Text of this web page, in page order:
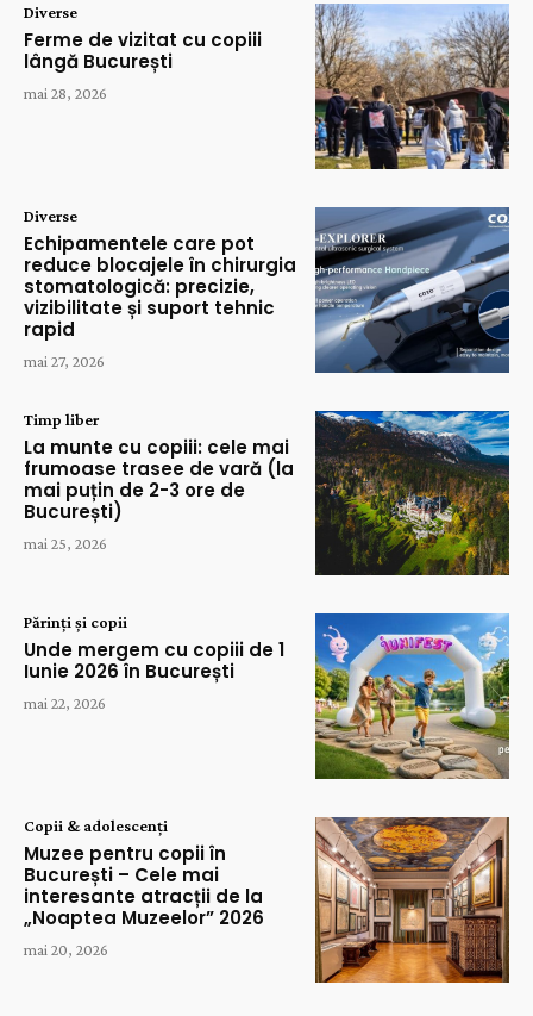
Diverse
Ferme de vizitat cu copiii
lângă București
mai 28, 2026
Diverse
Echipamentele care pot
reduce blocajele în chirurgia
stomatologică: precizie,
vizibilitate și suport tehnic
rapid
mai 27, 2026
Timp liber
La munte cu copiii: cele mai
frumoase trasee de vară (la
mai puțin de 2-3 ore de
București)
mai 25, 2026
Părinți și copii
Unde mergem cu copiii de 1
Iunie 2026 în București
mai 22, 2026
Copii & adolescenți
Muzee pentru copii în
București – Cele mai
interesante atracții de la
„Noaptea Muzeelor” 2026
mai 20, 2026